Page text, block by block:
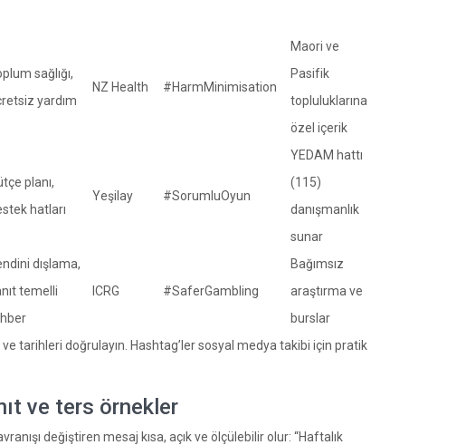
sağlığı,
yardım
NZ Health #HarmMinimisation
Maori ve
Pasifik
topluluklarına
özel içerik
planı,
hatları
Yeşilay #SorumluOyun
YEDAM hattı
(115)
danışmanlık
sunar
dışlama,
temelli
ICRG #SaferGambling
Bağımsız
araştırma ve
burslar
tarihleri doğrulayın. Hashtag’ler sosyal medya takibi için pratik
ve ters örnekler
değiştiren mesaj kısa, açık ve ölçülebilir olur: “Haftalık